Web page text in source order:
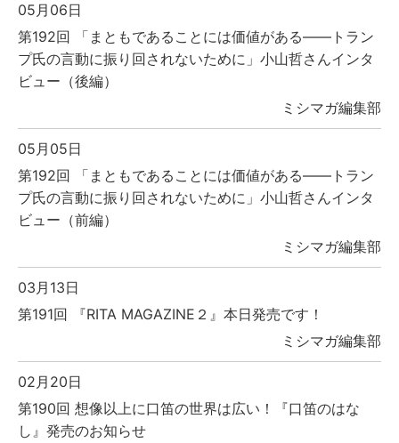
05月06日
第192回 「まともであることには価値がある――トラン
プ氏の言動に振り回されないために」小山哲さんインタ
ビュー（後編）
ミシマガ編集部
05月05日
第192回 「まともであることには価値がある――トラン
プ氏の言動に振り回されないために」小山哲さんインタ
ビュー（前編）
ミシマガ編集部
03月13日
第191回 『RITA MAGAZINE２』本日発売です！
ミシマガ編集部
02月20日
第190回 想像以上に口笛の世界は広い！『口笛のはな
し』発売のお知らせ